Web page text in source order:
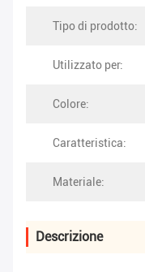
Tipo di prodotto:
Utilizzato per:
Colore:
Caratteristica:
Materiale:
Descrizione